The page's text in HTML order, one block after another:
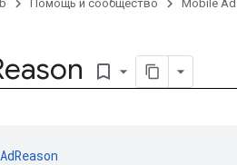
Помощь и сообщество
Mobile
bookmark_border